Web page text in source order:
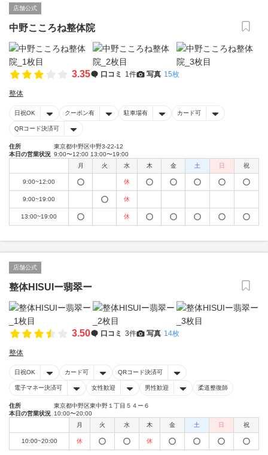
店舗公式
中野こころね整体院
3.35 口コミ 1件 写真 15枚
整体
日祝OK クーポン有 駐車場有 カード可
QRコード決済可
住所
東京都中野区中野3-22-12
本日の営業状況 9:00〜12:00 13:00〜19:00
月
火 水 木 金 土 日 祝
9:00~12:00 休
9:00~19:00 休
13:00~19:00 休
店舗公式
整体HISUIー翡翠ー
3.50 口コミ 3件 写真 14枚
整体
日祝OK カード可 QRコード決済可
電子マネー決済可 女性歓迎 男性歓迎 柔道整復師
住所
東京都中野区東中野１丁目５４ー６
本日の営業状況 10:00〜20:00
月
火 水 木 金 土 日 祝
10:00~20:00 休 休